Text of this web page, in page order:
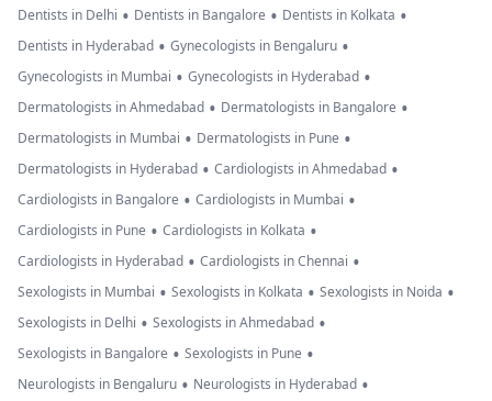
Dentists in Delhi • Dentists in Bangalore • Dentists in Kolkata •
Dentists in Hyderabad • Gynecologists in Bengaluru •
Gynecologists in Mumbai • Gynecologists in Hyderabad •
Dermatologists in Ahmedabad • Dermatologists in Bangalore •
Dermatologists in Mumbai • Dermatologists in Pune •
Dermatologists in Hyderabad • Cardiologists in Ahmedabad •
Cardiologists in Bangalore • Cardiologists in Mumbai •
Cardiologists in Pune • Cardiologists in Kolkata •
Cardiologists in Hyderabad • Cardiologists in Chennai •
Sexologists in Mumbai • Sexologists in Kolkata • Sexologists in Noida •
Sexologists in Delhi • Sexologists in Ahmedabad •
Sexologists in Bangalore • Sexologists in Pune •
Neurologists in Bengaluru • Neurologists in Hyderabad •